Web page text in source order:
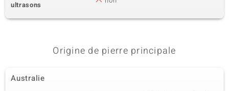
Etats-Unis
Dénomination exacte Taille
Poids total en carat
ultrasons
Origine de pierre principale
Australie